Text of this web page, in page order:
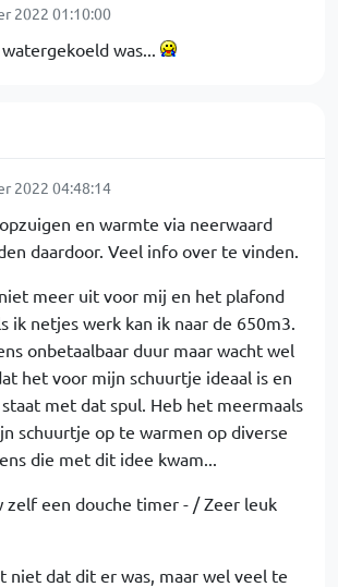
2022 01:10:00
was...
2022 04:48:14
en warmte via neerwaard
daardoor. Veel info over te vinden.
meer uit voor mij en het plafond
ik netjes werk kan ik naar de 650m3.
onbetaalbaar duur maar wacht wel
het voor mijn schuurtje ideaal is en
met dat spul. Heb het meermaals
schuurtje op te warmen op diverse
die met dit idee kwam...
zelf een douche timer - / Zeer leuk
niet dat dit er was, maar wel veel te